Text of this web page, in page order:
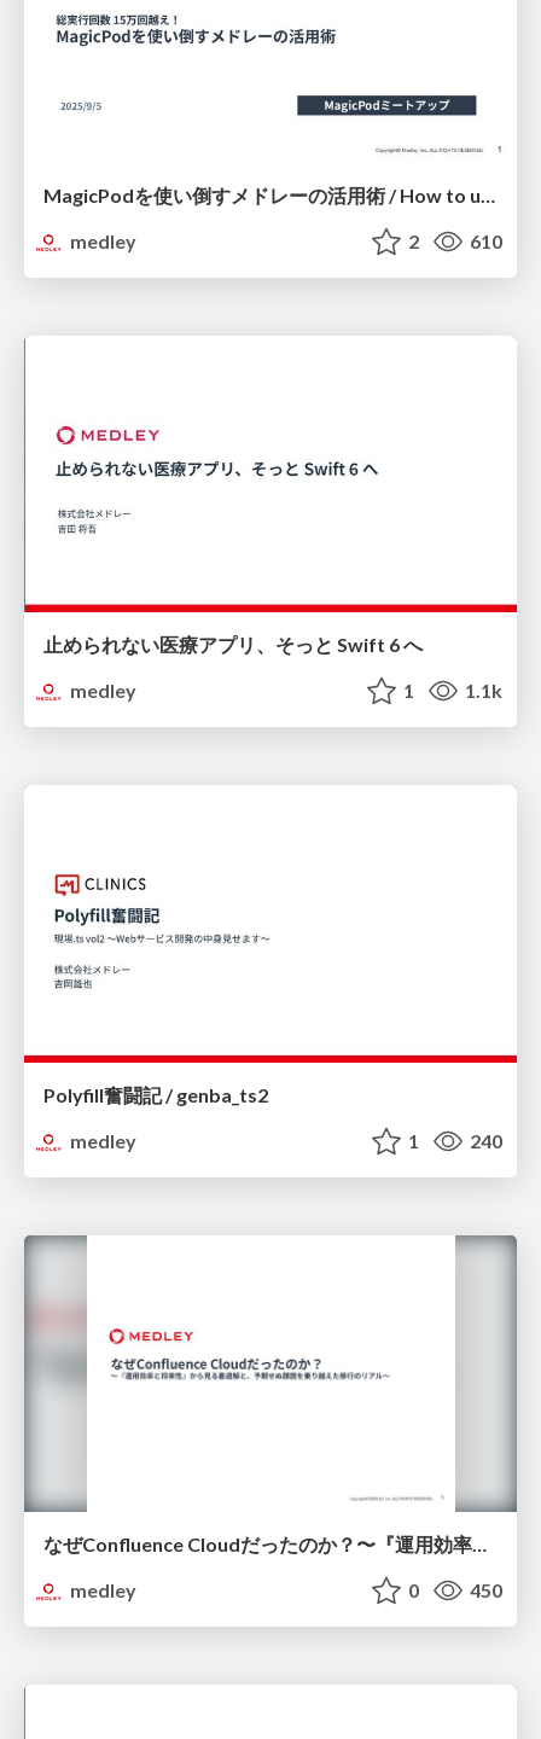
MagicPodを使い倒すメドレーの活用術 / How to utilize of MagicPod
medley
2 610
止められない医療アプリ、そっと Swift 6 へ
medley
1 1.1k
Polyfill奮闘記 / genba_ts2
medley
1 240
なぜConfluence Cloudだったのか？〜『運用効率と将来性』から見る最適解と、予期せぬ課題を乗り越えた移行のリアル～ / Why-we-choose-confluence-cloud
medley
0 450